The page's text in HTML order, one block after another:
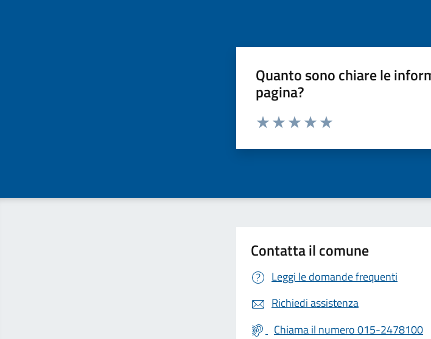
Quanto sono chiare le
pagina?
Valuta da 1 a 5 stelle la pagina
Contatta il comune
Leggi le domande frequenti
Richiedi assistenza
Chiama il numero 015-2478100